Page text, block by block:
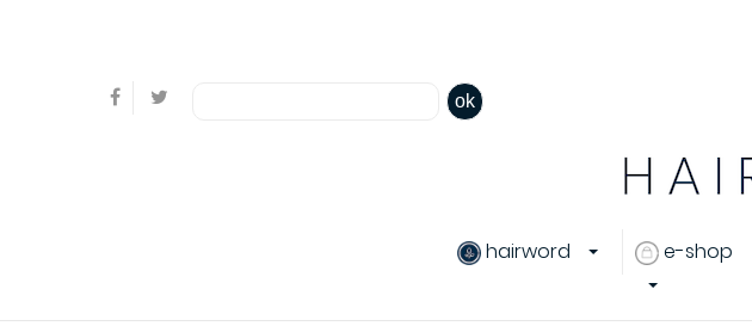
ok
hairword e-shop